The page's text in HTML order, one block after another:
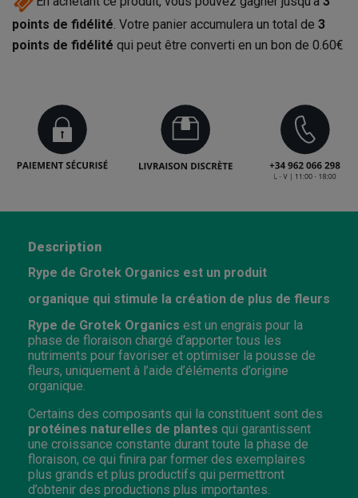
points de fidélité. Votre panier accumulera un total de 3
points de fidélité qui peut être converti en un bon de 0.60€
Description
Rype de Grotek Organics est un produit
organique qui stimule la création de plus de fleurs
Rype de Grotek Organics est un engrais pour la
phase de floraison chargé d’apporter tous les
nutriments pour favoriser et optimiser la pousse de
fleurs, uniquement à l’aide d’éléments d’origine
organique.
Certains des composants qui la constituent sont des
protéines naturelles de plantes qui garantissent
une croissance constante durant toute la phase de
floraison, ce qui finira par former des exemplaires
plus grands et plus productifs qui permettront
d’obtenir des productions plus importantes.